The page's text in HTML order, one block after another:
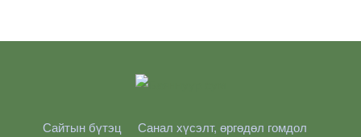
Сайтын бүтэц Санал хүсэлт, өргөдөл гомдол